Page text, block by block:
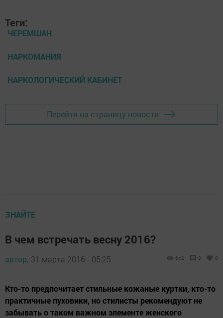
Теги:
ЧЕРЕМШАН
НАРКОМАНИЯ
НАРКОЛОГИЧЕСКИЙ КАБИНЕТ
Перейти на страницу новости
ЗНАЙТЕ
В чем встречать весну 2016?
автор, 31 марта 2016 - 05:25 642 0 0
Кто-то предпочитает стильные кожаные куртки, кто-то
практичные пуховики, но стилисты рекомендуют не
забывать о таком важном элементе женского